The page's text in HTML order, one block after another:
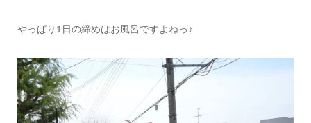
やっぱり1日の締めはお風呂ですよねっ♪